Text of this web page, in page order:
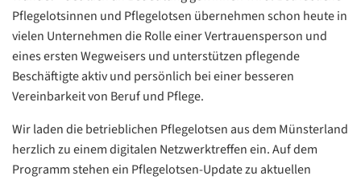
Pflegelotsinnen und Pflegelotsen übernehmen schon heute in
vielen Unternehmen die Rolle einer Vertrauensperson und
eines ersten Wegweisers und unterstützen pflegende
Beschäftigte aktiv und persönlich bei einer besseren
Vereinbarkeit von Beruf und Pflege.
Wir laden die betrieblichen Pflegelotsen aus dem Münsterland
herzlich zu einem digitalen Netzwerktreffen ein. Auf dem
Programm stehen ein Pflegelotsen-Update zu aktuellen